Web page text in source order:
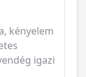
kényelem
igazi